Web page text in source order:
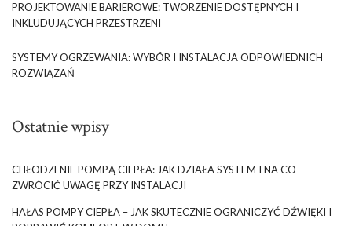
PROJEKTOWANIE BARIEROWE: TWORZENIE DOSTĘPNYCH I
INKLUDUJĄCYCH PRZESTRZENI
SYSTEMY OGRZEWANIA: WYBÓR I INSTALACJA ODPOWIEDNICH
ROZWIĄZAŃ
Ostatnie wpisy
CHŁODZENIE POMPĄ CIEPŁA: JAK DZIAŁA SYSTEM I NA CO
ZWRÓCIĆ UWAGĘ PRZY INSTALACJI
HAŁAS POMPY CIEPŁA – JAK SKUTECZNIE OGRANICZYĆ DŹWIĘKI I